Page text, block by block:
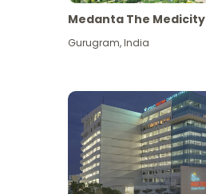
Medanta The Medicity
Gurugram,India